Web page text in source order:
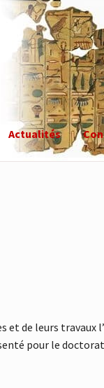
Actualités
et de leurs travaux
pour le